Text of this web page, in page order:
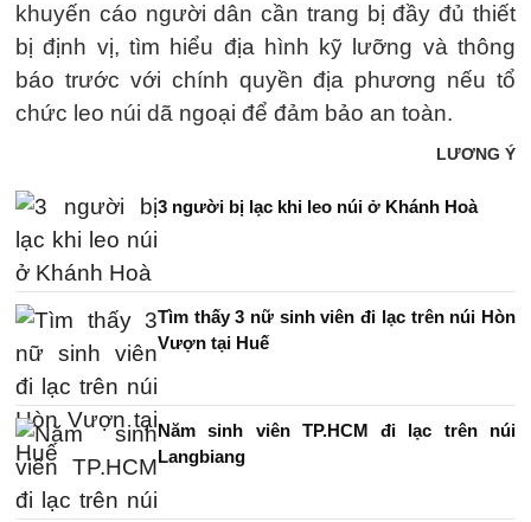
khuyến cáo người dân cần trang bị đầy đủ thiết
bị định vị, tìm hiểu địa hình kỹ lưỡng và thông
báo trước với chính quyền địa phương nếu tổ
chức leo núi dã ngoại để đảm bảo an toàn.
LƯƠNG Ý
3 người bị lạc khi leo núi ở Khánh Hoà
Tìm thấy 3 nữ sinh viên đi lạc trên núi Hòn
Vượn tại Huế
Năm sinh viên TP.HCM đi lạc trên núi
Langbiang